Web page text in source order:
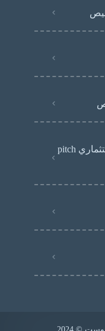
خدمة إعداد العرض (الملف) الاستثماري pitch